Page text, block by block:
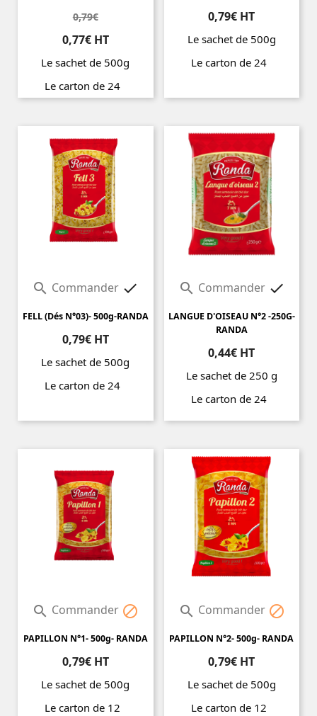
0,79€
0,77€ HT
Le sachet de 500g
Le carton de 24
0,79€ HT
Le sachet de 500g
Le carton de 24
 Commander 
FELL (Dés N°03)- 500g-RANDA
0,79€ HT
Le sachet de 500g
Le carton de 24
 Commander 
LANGUE D'OISEAU N°2 -250G-
RANDA
0,44€ HT
Le sachet de 250 g
Le carton de 24
Prix
 Commander 
PAPILLON N°1- 500g- RANDA
0,79€ HT
Le sachet de 500g
Le carton de 12
 Commander 
PAPILLON N°2- 500g- RANDA
0,79€ HT
Le sachet de 500g
Le carton de 12